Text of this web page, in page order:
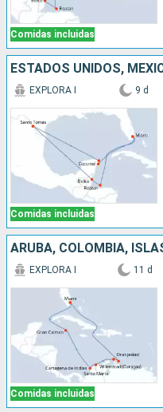
Comidas incluidas
Comidas incluidas
EXPLORA I 9 d
Comidas incluidas
EXPLORA I 11 d